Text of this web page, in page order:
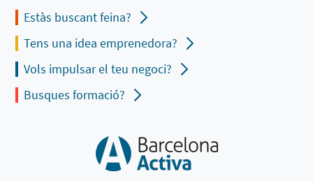
Estàs buscant feina?
Tens una idea emprenedora?
Vols impulsar el teu negoci?
Busques formació?